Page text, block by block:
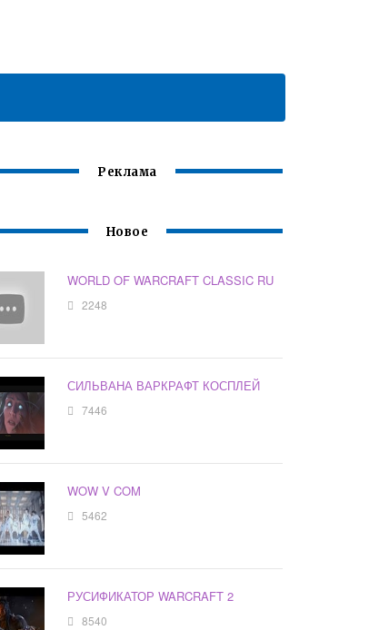
Реклама
Новое
WORLD OF WARCRAFT CLASSIC RU
2248
СИЛЬВАНА ВАРКРАФТ КОСПЛЕЙ
7446
WOW V COM
5462
РУСИФИКАТОР WARCRAFT 2
8540